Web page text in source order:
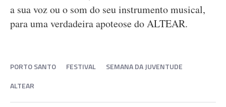
a sua voz ou o som do seu instrumento musical,
para uma verdadeira apoteose do ALTEAR.
PORTO SANTO FESTIVAL
SEMANA DA JUVENTUDE
ALTEAR